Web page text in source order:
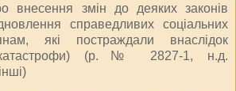
внесення змін до деяких законів
справедливих соціальних
які постраждали внаслідок
катастрофи) (р.№ 2827-1, н.д.